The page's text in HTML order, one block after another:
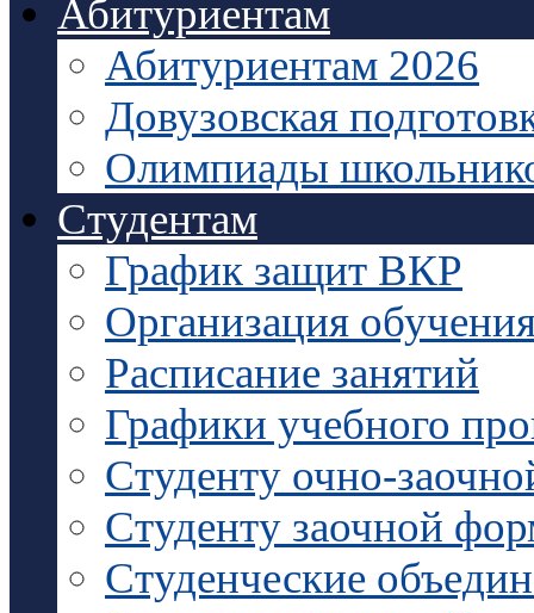
Абитуриентам
Абитуриентам 2026
Довузовская
Олимпиады
Студентам
График защит ВКР
Организация
Расписание занятий
Графики учебного
Студенту очно-
Студенту заочной
Студенческие